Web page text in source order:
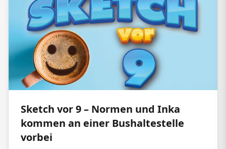
Sketch vor 9 – Normen und Inka
kommen an einer Bushaltestelle
vorbei